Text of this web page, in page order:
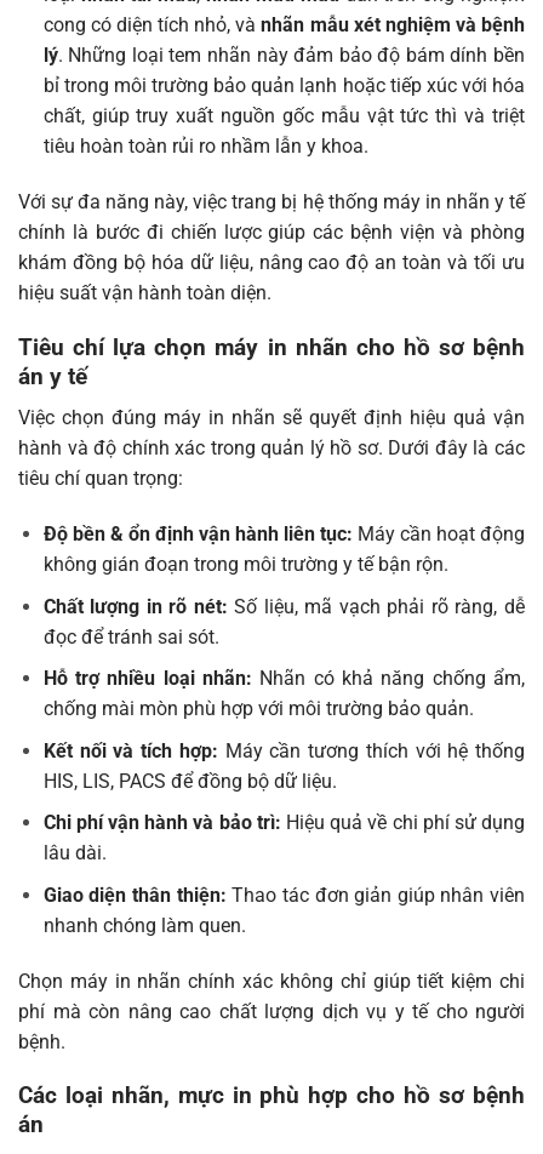
cong có diện tích nhỏ, vànhãn mẫu xét nghiệm và bệnh
lý. Những loại tem nhãn này đảm bảo độ bám dính bền
bỉ trong môi trường bảo quản lạnh hoặc tiếp xúc với hóa
chất, giúp truy xuất nguồn gốc mẫu vật tức thì và triệt
tiêu hoàn toàn rủi ro nhầm lẫn y khoa.
Với sự đa năng này, việc trang bị hệ thống máy in nhãn y tế
chính là bước đi chiến lược giúp các bệnh viện và phòng
khám đồng bộ hóa dữ liệu, nâng cao độ an toàn và tối ưu
hiệu suất vận hành toàn diện.
Tiêu chí lựa chọn máy in nhãn cho hồ sơ bệnh
án y tế
Việc chọn đúng máy in nhãn sẽ quyết định hiệu quả vận
hành và độ chính xác trong quản lý hồ sơ. Dưới đây là các
tiêu chí quan trọng:
Độ bền & ổn định vận hành liên tục: Máy cần hoạt động
không gián đoạn trong môi trường y tế bận rộn.
Chất lượng in rõ nét: Số liệu, mã vạch phải rõ ràng, dễ
đọc để tránh sai sót.
Hỗ trợ nhiều loại nhãn: Nhãn có khả năng chống ẩm,
chống mài mòn phù hợp với môi trường bảo quản.
Kết nối và tích hợp: Máy cần tương thích với hệ thống
HIS, LIS, PACS để đồng bộ dữ liệu.
Chi phí vận hành và bảo trì: Hiệu quả về chi phí sử dụng
lâu dài.
Giao diện thân thiện: Thao tác đơn giản giúp nhân viên
nhanh chóng làm quen.
Chọn máy in nhãn chính xác không chỉ giúp tiết kiệm chi
phí mà còn nâng cao chất lượng dịch vụ y tế cho người
bệnh.
Các loại nhãn, mực in phù hợp cho hồ sơ bệnh
án